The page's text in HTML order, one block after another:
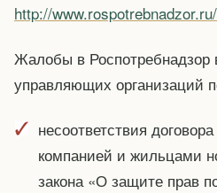
http://www.rospotrebnadzor.ru/
Жалобы в Роспотребнадзор
управляющих организаций
несоответствия
компанией и жильцами
закона «О защите прав